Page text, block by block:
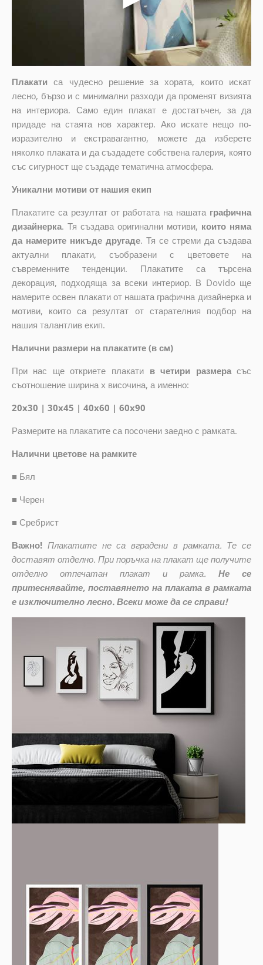
Плакати са чудесно решение за хората, които искат
лесно, бързо и с минимални разходи да променят визията
на интериора. Само един плакат е достатъчен, за да
придаде на стаята нов характер. Ако искате нещо по-
изразително и екстравагантно, можете да изберете
няколко плаката и да създадете собствена галерия, която
със сигурност ще създаде тематична атмосфера.
Уникални мотиви от нашия екип
Плакатите са резултат от работата на нашата графична
дизайнерка. Тя създава оригинални мотиви, които няма
да намерите никъде другаде. Тя се стреми да създава
актуални плакати, съобразени с цветовете на
съвременните тенденции. Плакатите са търсена
декорация, подходяща за всеки интериор. В Dovido ще
намерите освен плакати от нашата графична дизайнерка и
мотиви, които са резултат от старателния подбор на
нашия талантлив екип.
Налични размери на плакатите (в см)
При нас ще откриете плакати в четири размера със
съотношение ширина x височина, а именно:
20x30 | 30x45 | 40x60 | 60x90
Размерите на плакатите са посочени заедно с рамката.
Налични цветове на рамките
■ Бял
■ Черен
■ Сребрист
Важно! Плакатите не са вградени в рамката. Те се
доставят отделно. При поръчка на плакат ще получите
отделно отпечатан плакат и рамка.
Не се
притеснявайте, поставянето на плаката в рамката
е изключително лесно. Всеки може да се справи!